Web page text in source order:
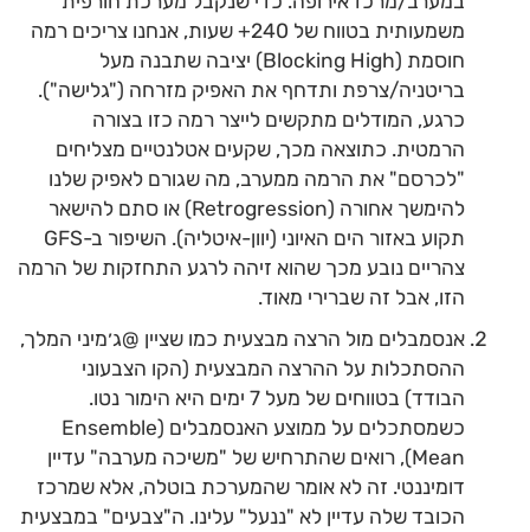
משמעותית בטווח של 240+ שעות, אנחנו צריכים רמה
חוסמת (Blocking High) יציבה שתבנה מעל
בריטניה/צרפת ותדחף את האפיק מזרחה ("גלישה").
כרגע, המודלים מתקשים לייצר רמה כזו בצורה
הרמטית. כתוצאה מכך, שקעים אטלנטיים מצליחים
"לכרסם" את הרמה ממערב, מה שגורם לאפיק שלנו
להימשך אחורה (Retrogression) או סתם להישאר
תקוע באזור הים האיוני (יוון-איטליה). השיפור ב-GFS
צהריים נובע מכך שהוא זיהה לרגע התחזקות של הרמה
הזו, אבל זה שברירי מאוד.
אנסמבלים מול הרצה מבצעית כמו שציין @ג׳מיני המלך,
ההסתכלות על ההרצה המבצעית (הקו הצבעוני
הבודד) בטווחים של מעל 7 ימים היא הימור נטו.
כשמסתכלים על ממוצע האנסמבלים (Ensemble
Mean), רואים שהתרחיש של "משיכה מערבה" עדיין
דומיננטי. זה לא אומר שהמערכת בוטלה, אלא שמרכז
הכובד שלה עדיין לא "ננעל" עלינו. ה"צבעים" במבצעית